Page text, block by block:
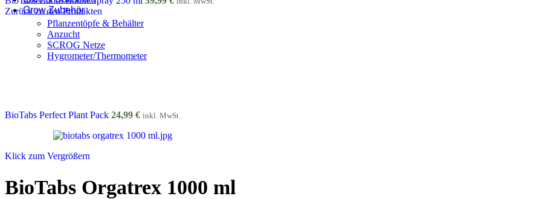
Grow Zubehör
Pflanzentöpfe & Behälter
Anzucht
SCROG Netze
Hygrometer/Thermometer
Zurück zu den Produkten
BioTabs Perfect Plant Pack 24,99 € inkl. MwSt.
Klick zum Vergrößern
BioTabs Orgatrex 1000 ml